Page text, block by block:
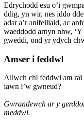
Edrychodd esu o’i
ddig, yn wir, nes iddo
adar a’r anifeiliaid, ac
waeddodd arnyn nhw,
gweddi, ond yr ydych
Amser i feddwl
Allwch chi feddwl am rai
iawn i’w gwneud?
Gwrandewch ar y
meddwl.